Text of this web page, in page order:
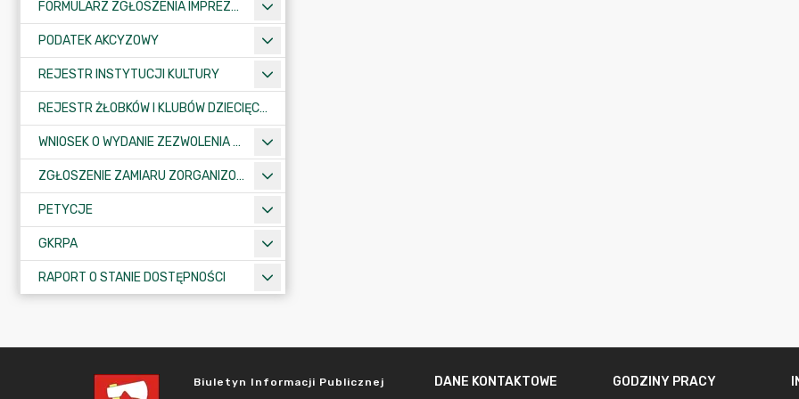
FORMULARZ ZGŁOSZENIA IMPREZY SPORTOWO-REKREACYJNEJ, ARTYSTYCZNEJ LUB ROZRYWKOWEJ
PODATEK AKCYZOWY
REJESTR INSTYTUCJI KULTURY
REJESTR ŻŁOBKÓW I KLUBÓW DZIECIĘCYCH
WNIOSEK O WYDANIE ZEZWOLENIA NA ZAJĘCIE PASA DROGOWEGO
ZGŁOSZENIE ZAMIARU ZORGANIZOWANIA ZGROMADZENIA
PETYCJE
GKRPA
RAPORT O STANIE DOSTĘPNOŚCI
Biuletyn Informacji Publicznej DANE KONTAKTOWE GODZINY PRACY